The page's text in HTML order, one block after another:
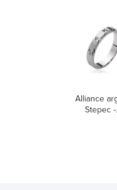
Alliance
Stepec -